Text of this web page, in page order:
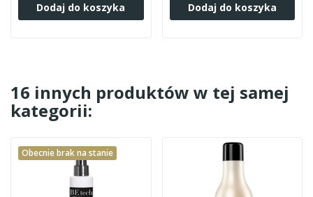
Dodaj do koszyka Dodaj do koszyka
16 innych produktów w tej samej
kategorii:
Obecnie brak na stanie